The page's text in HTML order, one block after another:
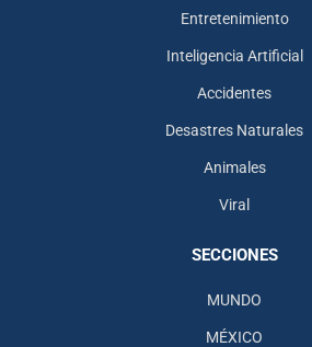
Entretenimiento
Inteligencia Artificial
Accidentes
Desastres Naturales
Animales
Viral
SECCIONES
MUNDO
MÉXICO